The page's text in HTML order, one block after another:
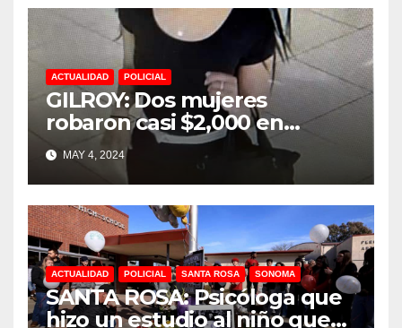
ACTUALIDAD POLICIAL
GILROY: Dos mujeres
robaron casi $2,000 en
tienda Ulta Beauty
MAY 4, 2024
ACTUALIDAD POLICIAL SANTA ROSA SONOMA
SANTA ROSA: Psicóloga que
hizo un estudio al niño que